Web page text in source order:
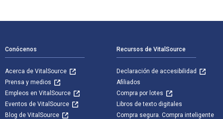
Conócenos
Acerca de VitalSource
Prensa y medios
Empleos en VitalSource
Eventos de VitalSource
Blog de VitalSource
Recursos de VitalSource
Declaración de accesibilidad
Afiliados
Compra por lotes
Libros de texto digitales
Compra segura. Compra inteligente